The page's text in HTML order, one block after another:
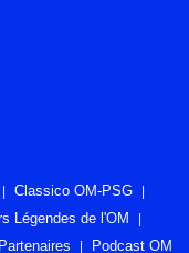
Classico OM-PSG
Légendes de l'OM
Partenaires Podcast OM